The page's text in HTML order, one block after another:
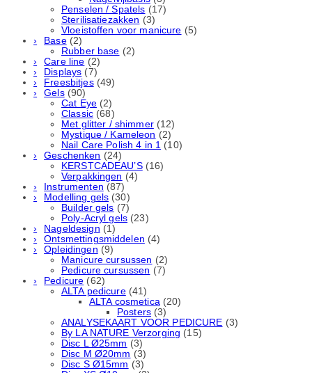
Penselen / Spatels (17)
Sterilisatiezakken (3)
Vloeistoffen voor manicure (5)
Base (2)
Rubber basе (2)
Care line (2)
Displays (7)
Freesbitjes (49)
Gels (90)
Cat Eye (2)
Classic (68)
Met glitter / shimmer (12)
Mystique / Kameleon (2)
Nail Care Polish 4 in 1 (10)
Geschenken (24)
KERSTCADEAU’S (16)
Verpakkingen (4)
Instrumenten (87)
Modelling gels (30)
Builder gels (7)
Poly-Acryl gels (23)
Nageldesign (1)
Ontsmettingsmiddelen (4)
Opleidingen (9)
Manicure cursussen (2)
Pedicure cursussen (7)
Pedicure (62)
ALTA pedicure (41)
ALTA cosmetica (20)
Posters (3)
ANALYSEKAART VOOR PEDICURE (3)
By LA NATURE Verzorging (15)
Disc L Ø25mm (3)
Disc M Ø20mm (3)
Disc S Ø15mm (3)